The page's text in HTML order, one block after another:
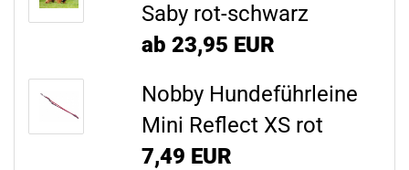
Saby rot-schwarz
ab 23,95 EUR
Nobby Hundeführleine
Mini Reflect XS rot
7,49 EUR